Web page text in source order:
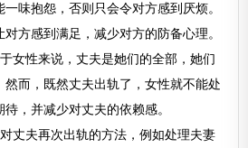
味抱怨，否则只会令对方感到厌烦。
方感到满足，减少对方的防备心理。
女性来说，丈夫是她们的全部，她们
而，既然丈夫出轨了，女性就不能处
，并减少对丈夫的依赖感。
丈夫再次出轨的方法，例如处理夫妻